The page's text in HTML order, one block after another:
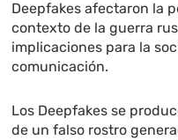
Deepfakes afectaron la
contexto de la guerra
implicaciones para la
comunicación.
Los Deepfakes se
de un falso rostro